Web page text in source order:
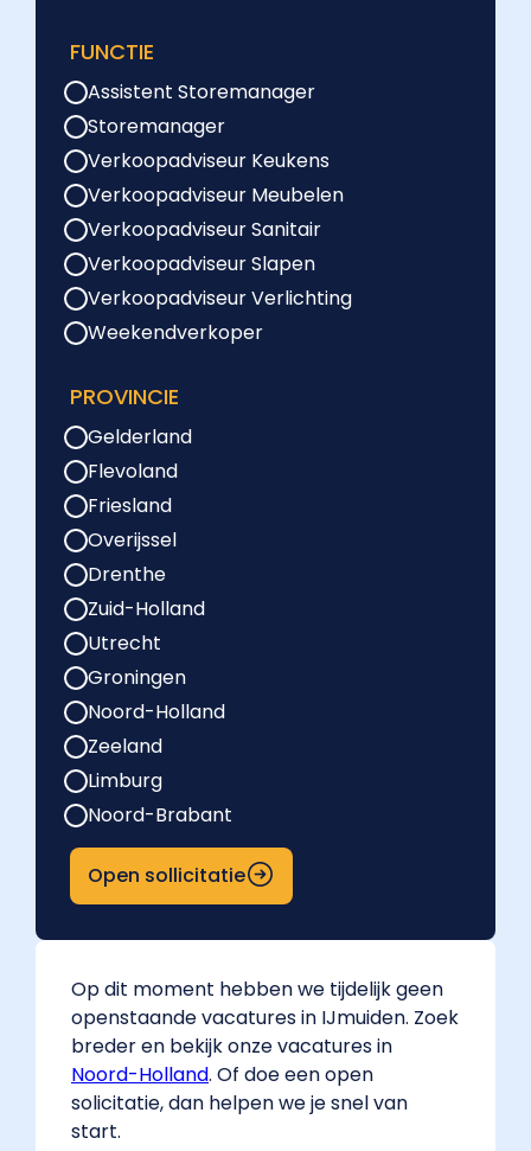
FUNCTIE
Assistent Storemanager
Storemanager
Verkoopadviseur Keukens
Verkoopadviseur Meubelen
Verkoopadviseur Sanitair
Verkoopadviseur Slapen
Verkoopadviseur Verlichting
Weekendverkoper
PROVINCIE
Gelderland
Flevoland
Friesland
Overijssel
Drenthe
Zuid-Holland
Utrecht
Groningen
Noord-Holland
Zeeland
Limburg
Noord-Brabant
Open sollicitatie
Op dit moment hebben we tijdelijk geen
openstaande vacatures in IJmuiden. Zoek
breder en bekijk onze vacatures in
Noord-Holland. Of doe een open
solicitatie, dan helpen we je snel van
start.